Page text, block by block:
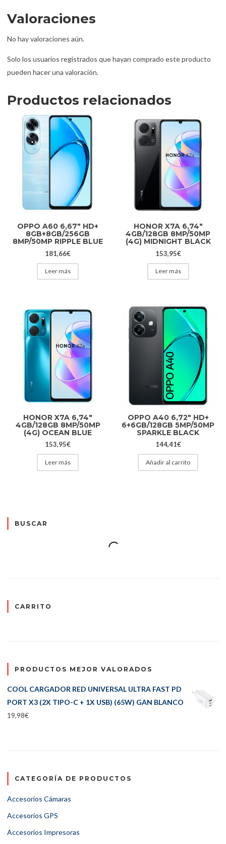
Valoraciones
No hay valoraciones aún.
Solo los usuarios registrados que hayan comprado este producto
pueden hacer una valoración.
Productos relacionados
OPPO A60 6,67″ HD+
8GB+8GB/256GB
8MP/50MP RIPPLE BLUE
181,66€
Leer más
HONOR X7A 6,74″
4GB/128GB 8MP/50MP
(4G) MIDNIGHT BLACK
153,95€
Leer más
HONOR X7A 6,74″
4GB/128GB 8MP/50MP
(4G) OCEAN BLUE
153,95€
Leer más
OPPO A40 6,72″ HD+
6+6GB/128GB 5MP/50MP
SPARKLE BLACK
144,41€
Añadir al carrito
BUSCAR
CARRITO
PRODUCTOS MEJOR VALORADOS
COOL CARGADOR RED UNIVERSAL ULTRA FAST PD
PORT X3 (2X TIPO-C + 1X USB) (65W) GAN BLANCO
19,98€
CATEGORÍA DE PRODUCTOS
Accesorios Cámaras
Accesorios GPS
Accesorios Impresoras